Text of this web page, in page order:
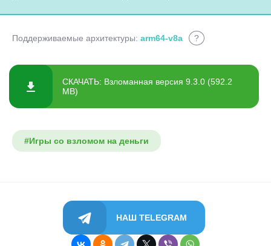
Поддерживаемые архитектуры: arm64-v8a ?
СКАЧАТЬ: Взломанная версия 9.3.0 (592.2
MB)
#Игры со взломом на деньги
НАШ TELEGRAM